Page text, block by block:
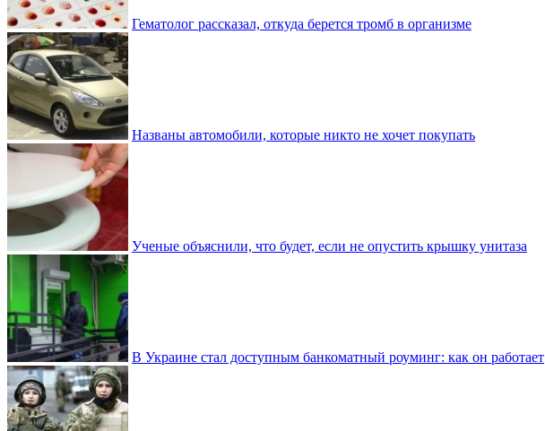
Гематолог рассказал, откуда берется тромб в организме
Названы автомобили, которые никто не хочет покупать
Ученые объяснили, что будет, если не опустить крышку унитаза
В Украине стал доступным банкоматный роуминг: как он работает